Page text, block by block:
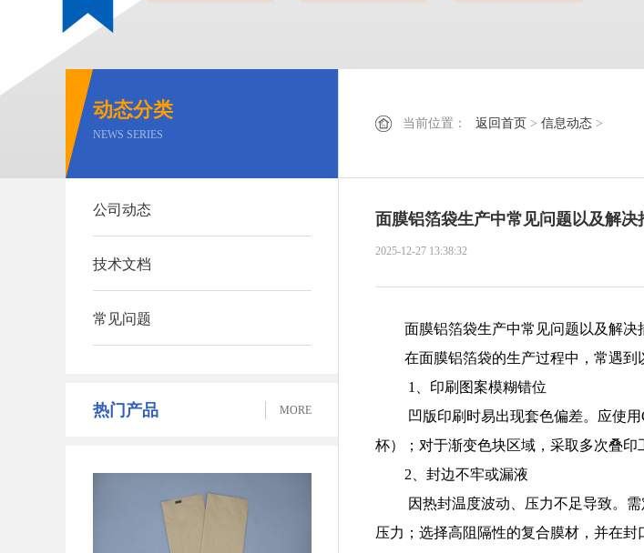
动态分类
NEWS SERIES
公司动态
技术文档
常见问题
热门产品 MORE
当前位置： 返回首页 > 信息动态 >
面膜铝箔袋生产中常见问题以及解决
2025-12-27 13:38:32
面膜铝箔袋生产中常见问题以及解决
在面膜铝箔袋的生产过程中，常遇到
1、印刷图案模糊错位
凹版印刷时易出现套色偏差。应使
杯）；对于渐变色块区域，采取多次叠
2、封边不牢或漏液
因热封温度波动、压力不足导致。
压力；选择高阻隔性的复合膜材，并在